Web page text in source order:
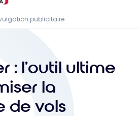
publicitaire
: l’outil ultime
la
de vols